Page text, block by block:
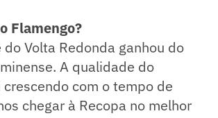
Flamengo?
Volta Redonda ganhou do
A qualidade do
crescendo com o tempo de
chegar à Recopa no melhor